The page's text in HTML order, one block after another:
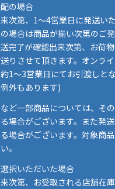
の場合
次第、1～4営業日に発送いた
の場合は商品が揃い次第のご
完了が確認出来次第、お荷
りさせて頂きます。オンラ
1～3営業日にてお引渡しと
外もあります)
ど一部商品については、そ
場合がございます。また発
場合がございます。対象商
。
択いただいた場合
次第、お受取される店舗在